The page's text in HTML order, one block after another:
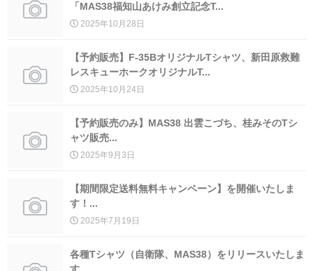
「MAS38福知山あけみ創立記念T...
2025年10月28日
【予約販売】F-35BオリジナルTシャツ、新田原救難
レスキューホークオリジナルT...
2025年10月24日
【予約販売のみ】MAS38 出雲こづち、桂みそのTシ
ャツ販売...
2025年9月3日
【期間限定送料無料キャンペーン】を開催いたしま
す！...
2025年7月19日
各種Tシャツ（自衛隊、MAS38）をリリースいたしま